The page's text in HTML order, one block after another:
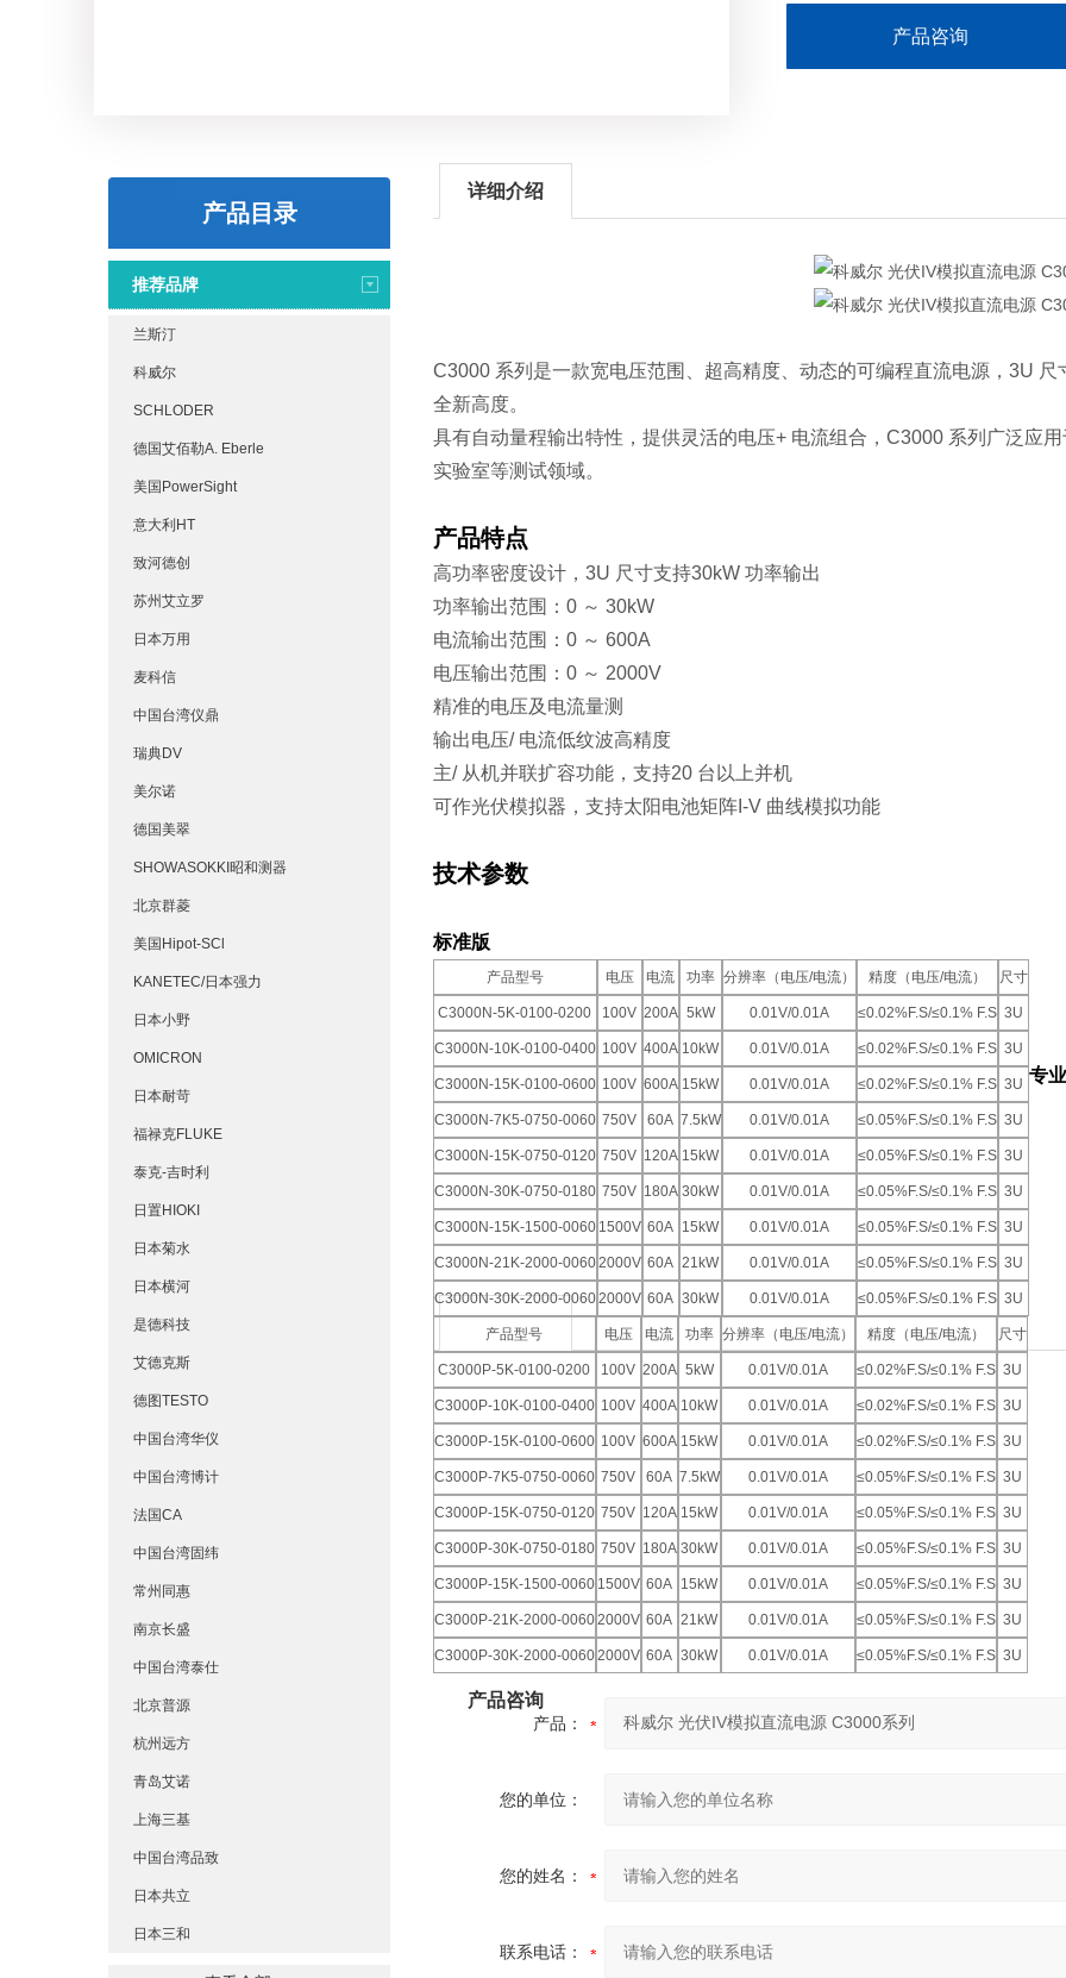
产品咨询
产品目录
推荐品牌
兰斯汀
科威尔
SCHLODER
德国艾佰勒A. Eberle
美国PowerSight
意大利HT
致河德创
苏州艾立罗
日本万用
麦科信
中国台湾仪鼎
瑞典DV
美尔诺
德国美翠
SHOWASOKKI昭和测器
北京群菱
美国Hipot-SCl
KANETEC/日本强力
日本小野
OMICRON
日本耐苛
福禄克FLUKE
泰克-吉时利
日置HIOKI
日本菊水
日本横河
是德科技
艾德克斯
德图TESTO
中国台湾华仪
中国台湾博计
法国CA
中国台湾固纬
常州同惠
南京长盛
中国台湾泰仕
北京普源
杭州远方
青岛艾诺
上海三基
中国台湾品致
日本共立
日本三和
详细介绍
C3000 系列是一款宽电压范围、超高精度、动态的可编程直流电源，3U
全新高度。
具有自动量程输出特性，提供灵活的电压+ 电流组合，C3000 系列广泛应
实验室等测试领域。
产品特点
高功率密度设计，3U 尺寸支持30kW 功率输出
功率输出范围：0 ～ 30kW
电流输出范围：0 ～ 600A
电压输出范围：0 ～ 2000V
精准的电压及电流量测
输出电压/ 电流低纹波高精度
主/ 从机并联扩容功能，支持20 台以上并机
可作光伏模拟器，支持太阳电池矩阵I-V 曲线模拟功能
技术参数
标准版
产品型号 电压 电流 功率 分辨率（电压/电流） 精度（电压/电流） 尺寸
C3000N-5K-0100-0200 100V 200A 5kW 0.01V/0.01A ≤0.02%F.S/≤0.1% F.S 3U
C3000N-10K-0100-0400 100V 400A 10kW 0.01V/0.01A ≤0.02%F.S/≤0.1% F.S 3U
C3000N-15K-0100-0600 100V 600A 15kW 0.01V/0.01A ≤0.02%F.S/≤0.1% F.S 3U
C3000N-7K5-0750-0060 750V 60A 7.5kW 0.01V/0.01A ≤0.05%F.S/≤0.1% F.S 3U
C3000N-15K-0750-0120 750V 120A 15kW 0.01V/0.01A ≤0.05%F.S/≤0.1% F.S 3U
C3000N-30K-0750-0180 750V 180A 30kW 0.01V/0.01A ≤0.05%F.S/≤0.1% F.S 3U
C3000N-15K-1500-0060 1500V 60A 15kW 0.01V/0.01A ≤0.05%F.S/≤0.1% F.S 3U
C3000N-21K-2000-00602000V 60A 21kW 0.01V/0.01A ≤0.05%F.S/≤0.1% F.S 3U
C3000N-30K-2000-00602000V 60A 30kW 0.01V/0.01A ≤0.05%F.S/≤0.1% F.S 3U
专
产品型号 电压 电流 功率 分辨率（电压/电流） 精度（电压/电流） 尺寸
C3000P-5K-0100-0200 100V 200A 5kW 0.01V/0.01A ≤0.02%F.S/≤0.1% F.S 3U
C3000P-10K-0100-0400 100V 400A 10kW 0.01V/0.01A ≤0.02%F.S/≤0.1% F.S 3U
C3000P-15K-0100-0600 100V 600A 15kW 0.01V/0.01A ≤0.02%F.S/≤0.1% F.S 3U
C3000P-7K5-0750-0060 750V 60A 7.5kW 0.01V/0.01A ≤0.05%F.S/≤0.1% F.S 3U
C3000P-15K-0750-0120 750V 120A 15kW 0.01V/0.01A ≤0.05%F.S/≤0.1% F.S 3U
C3000P-30K-0750-0180 750V 180A 30kW 0.01V/0.01A ≤0.05%F.S/≤0.1% F.S 3U
C3000P-15K-1500-0060 1500V 60A 15kW 0.01V/0.01A ≤0.05%F.S/≤0.1% F.S 3U
C3000P-21K-2000-00602000V 60A 21kW 0.01V/0.01A ≤0.05%F.S/≤0.1% F.S 3U
C3000P-30K-2000-00602000V 60A 30kW 0.01V/0.01A ≤0.05%F.S/≤0.1% F.S 3U
产品咨询
产品：
您的单位：
您的姓名：
联系电话：